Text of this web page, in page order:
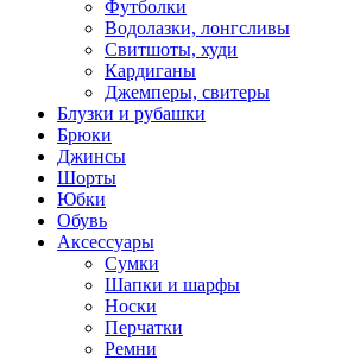
Футболки
Водолазки, лонгсливы
Свитшоты, худи
Кардиганы
Джемперы, свитеры
Блузки и рубашки
Брюки
Джинсы
Шорты
Юбки
Обувь
Аксессуары
Сумки
Шапки и шарфы
Носки
Перчатки
Ремни